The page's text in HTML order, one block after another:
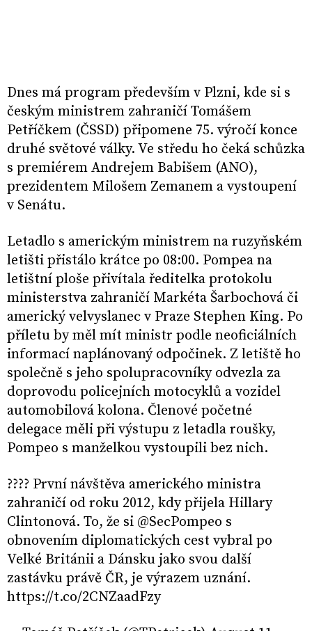
Dnes má program především v Plzni, kde si s
českým ministrem zahraničí Tomášem
Petříčkem (ČSSD) připomene 75. výročí konce
druhé světové války. Ve středu ho čeká schůzka
s premiérem Andrejem Babišem (ANO),
prezidentem Milošem Zemanem a vystoupení
v Senátu.
Letadlo s americkým ministrem na ruzyňském
letišti přistálo krátce po 08:00. Pompea na
letištní ploše přivítala ředitelka protokolu
ministerstva zahraničí Markéta Šarbochová či
americký velvyslanec v Praze Stephen King. Po
příletu by měl mít ministr podle neoficiálních
informací naplánovaný odpočinek. Z letiště ho
společně s jeho spolupracovníky odvezla za
doprovodu policejních motocyklů a vozidel
automobilová kolona. Členové početné
delegace měli při výstupu z letadla roušky,
Pompeo s manželkou vystoupili bez nich.
???? První návštěva amerického ministra
zahraničí od roku 2012, kdy přijela Hillary
Clintonová. To, že si @SecPompeo s
obnovením diplomatických cest vybral po
Velké Británii a Dánsku jako svou další
zastávku právě ČR, je výrazem uznání.
https://t.co/2CNZaadFzy